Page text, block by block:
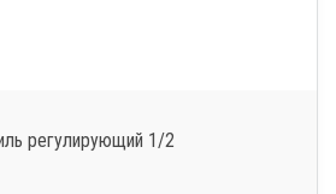
регулирующий 1/2